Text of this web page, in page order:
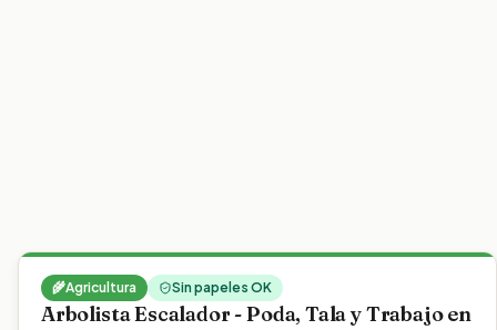
🌾Agricultura Sin papeles OK
Arbolista Escalador - Poda, Tala y Trabajo en